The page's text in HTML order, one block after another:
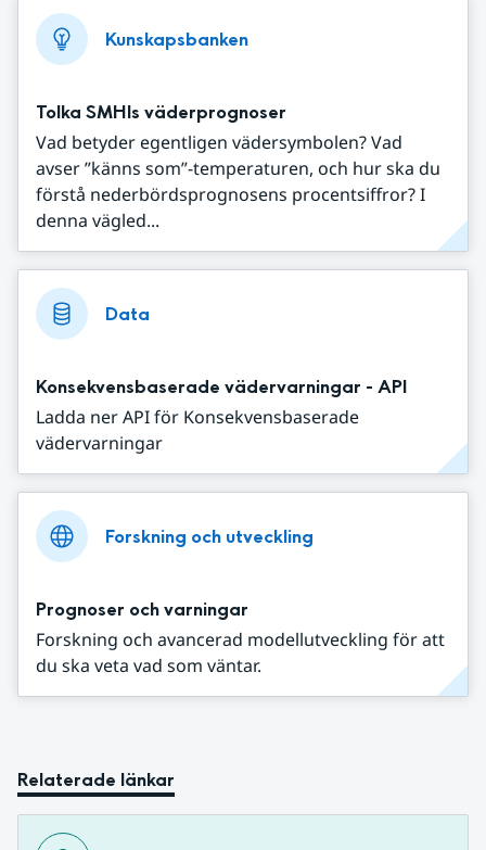
Kunskapsbanken
Tolka SMHIs väderprognoser
Vad betyder egentligen vädersymbolen? Vad
avser ”känns som”-temperaturen, och hur ska du
förstå nederbördsprognosens procentsiffror? I
denna vägled...
Data
Konsekvensbaserade vädervarningar - API
Ladda ner API för Konsekvensbaserade
vädervarningar
Forskning och utveckling
Prognoser och varningar
Forskning och avancerad modellutveckling för att
du ska veta vad som väntar.
Relaterade länkar